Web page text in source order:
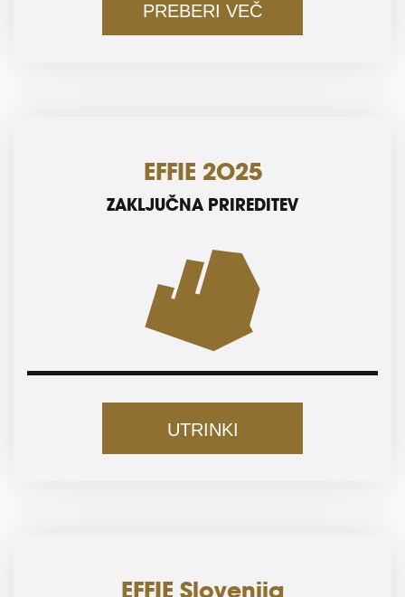
PREBERI VEČ
EFFIE 2025
ZAKLJUČNA PRIREDITEV
UTRINKI
EFFIE Slovenija